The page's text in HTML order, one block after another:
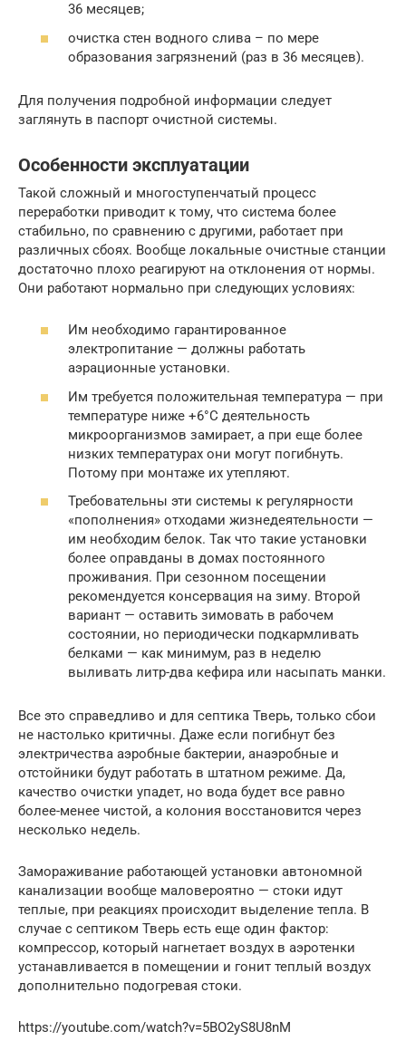
36 месяцев;
очистка стен водного слива – по мере
образования загрязнений (раз в 36 месяцев).
Для получения подробной информации следует
заглянуть в паспорт очистной системы.
Особенности эксплуатации
Такой сложный и многоступенчатый процесс
переработки приводит к тому, что система более
стабильно, по сравнению с другими, работает при
различных сбоях. Вообще локальные очистные станции
достаточно плохо реагируют на отклонения от нормы.
Они работают нормально при следующих условиях:
Им необходимо гарантированное
электропитание — должны работать
аэрационные установки.
Им требуется положительная температура — при
температуре ниже +6°C деятельность
микроорганизмов замирает, а при еще более
низких температурах они могут погибнуть.
Потому при монтаже их утепляют.
Требовательны эти системы к регулярности
«пополнения» отходами жизнедеятельности —
им необходим белок. Так что такие установки
более оправданы в домах постоянного
проживания. При сезонном посещении
рекомендуется консервация на зиму. Второй
вариант — оставить зимовать в рабочем
состоянии, но периодически подкармливать
белками — как минимум, раз в неделю
выливать литр-два кефира или насыпать манки.
Все это справедливо и для септика Тверь, только сбои
не настолько критичны. Даже если погибнут без
электричества аэробные бактерии, анаэробные и
отстойники будут работать в штатном режиме. Да,
качество очистки упадет, но вода будет все равно
более-менее чистой, а колония восстановится через
несколько недель.
Замораживание работающей установки автономной
канализации вообще маловероятно — стоки идут
теплые, при реакциях происходит выделение тепла. В
случае с септиком Тверь есть еще один фактор:
компрессор, который нагнетает воздух в аэротенки
устанавливается в помещении и гонит теплый воздух
дополнительно подогревая стоки.
https://youtube.com/watch?v=5BO2yS8U8nM